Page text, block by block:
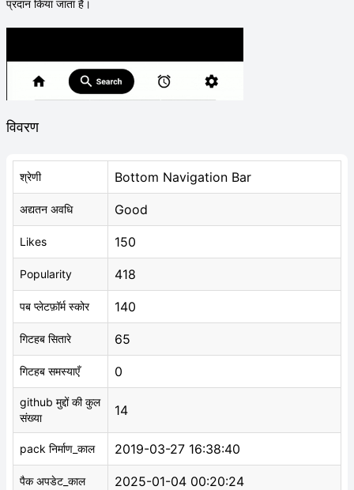
प्रदान किया जाता है।
विवरण
श्रेणी Bottom Navigation Bar
अद्यतन अवधि Good
Likes 150
Popularity 418
पब प्लेटफ़ॉर्म स्कोर 140
गिटहब सितारे 65
गिटहब समस्याएँ 0
github मुद्दों की कुल
संख्या
14
pack निर्माण_काल 2019-03-27 16:38:40
पैक अपडेट_काल 2025-01-04 00:20:24